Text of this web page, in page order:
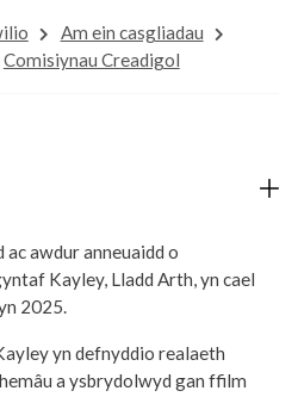
Am ein casgliadau
Comisiynau Creadigol
awdur anneuaidd o
Kayley, Lladd Arth, yn cael
2025.
yn defnyddio realaeth
a ysbrydolwyd gan ffilm